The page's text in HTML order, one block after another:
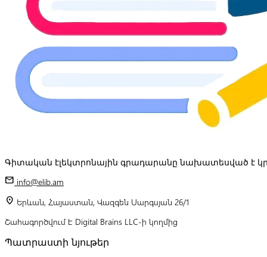
Գիտական էլեկտրոնային գրադարանը նախատեսված է
mail info@elib.am
location_on Երևան, Հայաստան, Վազգեն Սարգսյան 26/1
Շահագործվում է Digital Brains LLC-ի կողմից
Պատրաստի նյութեր